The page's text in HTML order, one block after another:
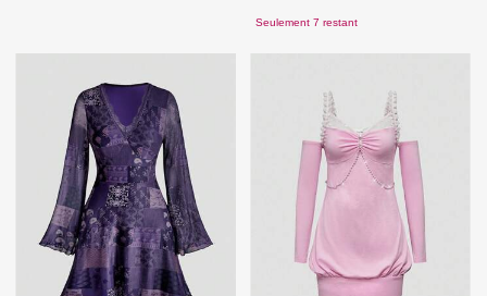
Seulement 7 restant